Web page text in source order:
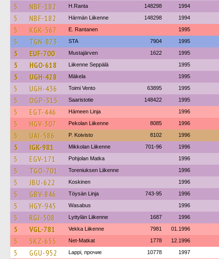
5 NBF-182 H.Ranta 148298 1994
5 NBF-182 Härmän Liikenne 148298 1994
5 KGK-567 E. Rantanen 1995
5 TGN-873 STA 7904 1995
5 EUF-700 Mustajärven 1622 1995
5 HGO-618 Liikenne Seppälä 1995
5 UGH-428 Mäkela 1995
5 UGH-436 Toimi Vento 63895 1995
5 OGP-315 Saaristotie 148422 1995
5 EGT-446 Hämeen Linja 1996
5 HGV-307 Pekolan Liikenne 8085 1996
5 UAI-586 P. Koivisto 8102 1996
5 IGK-981 Mikkolan Liikenne 701-96 1996
5 EGV-171 Pohjolan Matka 1996
5 TGO-701 Toreniuksen Liikenne 1996
5 JBU-622 Koskinen 1996
5 GBV-846 Töysän Linja 743-95 1996
5 HGY-945 Wasabus 1996
5 RGJ-508 Lyttylän Liikenne 1687 1996
5 VGL-781 Vekka Liikenne 7981 01.1996
5 SKZ-655 Net-Matkat 1778 12.1996
5 GGU-952 Lappi, прочие 10778 1997